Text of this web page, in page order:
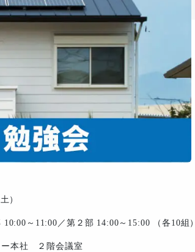
）
10:00～11:00／第２部 14:00～15:00 （各10組）
ー本社 ２階会議室